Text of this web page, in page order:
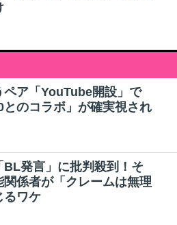
ペア「YouTube開設」で
とのコラボ」が確実視され
BL発言」に批判殺到！そ
関係者が「クレームは無理
るワケ